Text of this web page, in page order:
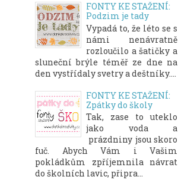
FONTY KE STAŽENÍ:
Podzim je tady
Vypadá to, že léto se s
námi nenávratně
rozloučilo a šatičky a
sluneční brýle téměř ze dne na
den vystřídaly svetry a deštníky....
FONTY KE STAŽENÍ:
Zpátky do školy
Tak, zase to uteklo
jako voda a
prázdniny jsou skoro
fuč. Abych Vám i Vašim
pokládkům zpříjemnila návrat
do školních lavic, připra...